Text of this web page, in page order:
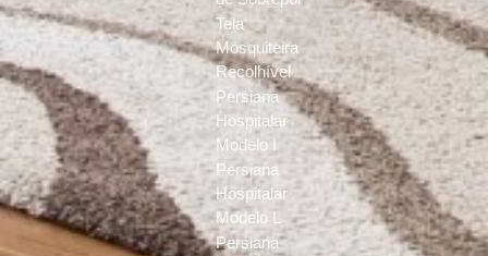
Tela
Mosquiteira
Recolhível
Persiana
Hospitalar
Modelo I
Persiana
Hospitalar
Modelo L
Persiana